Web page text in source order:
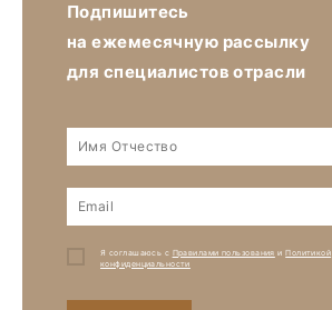
Подпишитесь
на ежемесячную рассылку
для специалистов отрасли
Я соглашаюсь с Правилами пользования иПолитикой
конфиденциальности